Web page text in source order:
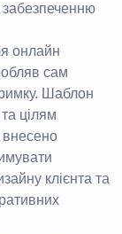
забезпеченню
онлайн
сам
Шаблон
цілям
внесено
клієнта та